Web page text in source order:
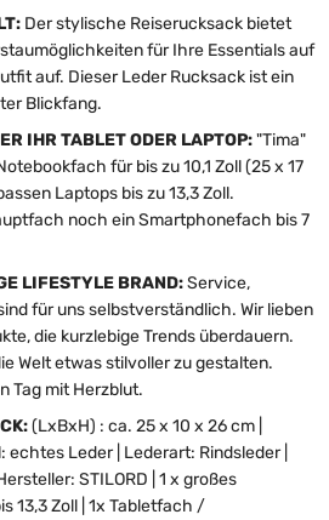
Der stylische Reiserucksack bietet
für Ihre Essentials auf
auf. Dieser Leder Rucksack ist ein
Blickfang.
IHR TABLET ODER LAPTOP:"Tima"
für bis zu 10,1 Zoll (25 x 17
Laptops bis zu 13,3 Zoll.
noch ein Smartphonefach bis 7
LIFESTYLE BRAND:Service,
für uns selbstverständlich. Wir lieben
die kurzlebige Trends überdauern.
Welt etwas stilvoller zu gestalten.
Tag mit Herzblut.
(LxBxH) : ca. 25 x 10 x 26 cm |
echtes Leder | Lederart: Rindsleder |
STILORD | 1 x großes
13,3 Zoll | 1x Tabletfach /